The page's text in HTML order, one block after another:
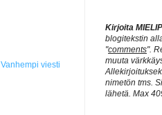
Vanhempi viesti
Kirjoita
blogitekstin
"comments".
muuta
nimetön tms.
lähetä. Max